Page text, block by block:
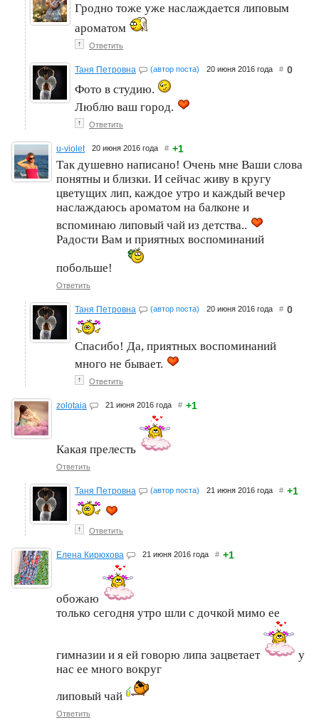
Гродно тоже уже наслаждается липовым
ароматом
↑ Ответить
Таня Петровна (автор поста) 20 июня 2016 года # 0
Фото в студию.
Люблю ваш город.
↑ Ответить
u-violet 20 июня 2016 года # +1
Так душевно написано! Очень мне Ваши слова
понятны и близки. И сейчас живу в кругу
цветущих лип, каждое утро и каждый вечер
наслаждаюсь ароматом на балконе и
вспоминаю липовый чай из детства..
Радости Вам и приятных воспоминаний
побольше!
Ответить
Таня Петровна (автор поста) 20 июня 2016 года # 0
Спасибо! Да, приятных воспоминаний
много не бывает.
↑ Ответить
zolotaia 21 июня 2016 года # +1
Какая прелесть
Ответить
Таня Петровна (автор поста) 21 июня 2016 года # +1
↑ Ответить
Елена Кирюхова 21 июня 2016 года # +1
обожаю
только сегодня утро шли с дочкой мимо ее
гимназии и я ей говорю липа зацветает
у
нас ее много вокруг
липовый чай
Ответить